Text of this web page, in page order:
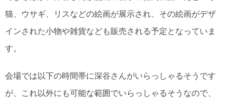
猫、ウサギ、リスなどの絵画が展示され、その絵画がデザ
インされた小物や雑貨なども販売される予定となっていま
す。
会場では以下の時間帯に深谷さんがいらっしゃるそうです
が、これ以外にも可能な範囲でいらっしゃるそうなので、